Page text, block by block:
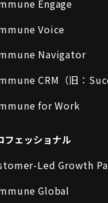
Engage
Voice
Navigator
CRM（旧：
for Work
フェッショナル
Led Growth
Global